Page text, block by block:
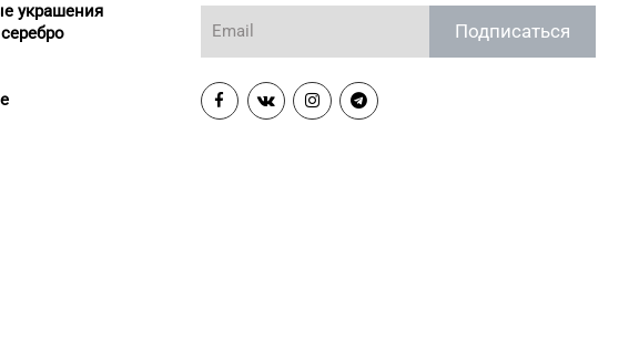
украшения
Подписаться